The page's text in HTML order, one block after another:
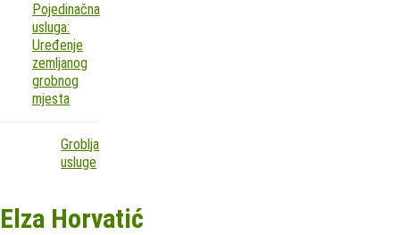
Pojedinačna
usluga:
Uređenje
zemljanog
grobnog
mjesta
Groblja
usluge
Elza Horvatić